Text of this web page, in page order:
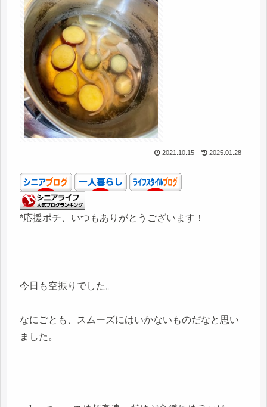
2021.10.15 2025.01.28
*応援ポチ、いつもありがとうございます！
今日も空振りでした。
なにごとも、スムーズにはいかないものだなと思い
ました。